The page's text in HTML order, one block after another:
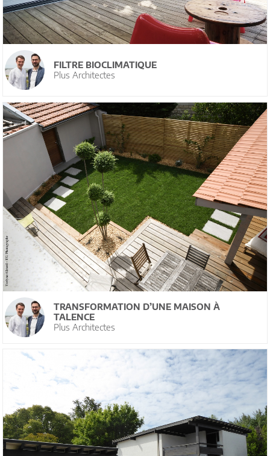
FILTRE BIOCLIMATIQUE
Plus Architectes
TRANSFORMATION D’UNE MAISON À
TALENCE
Plus Architectes